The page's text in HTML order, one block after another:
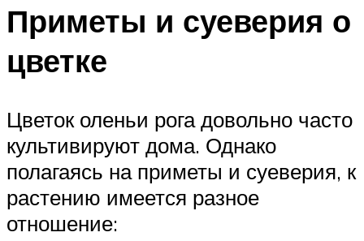
Приметы и суеверия о
цветке
Цветок оленьи рога довольно часто
культивируют дома. Однако
полагаясь на приметы и суеверия, к
растению имеется разное
отношение: